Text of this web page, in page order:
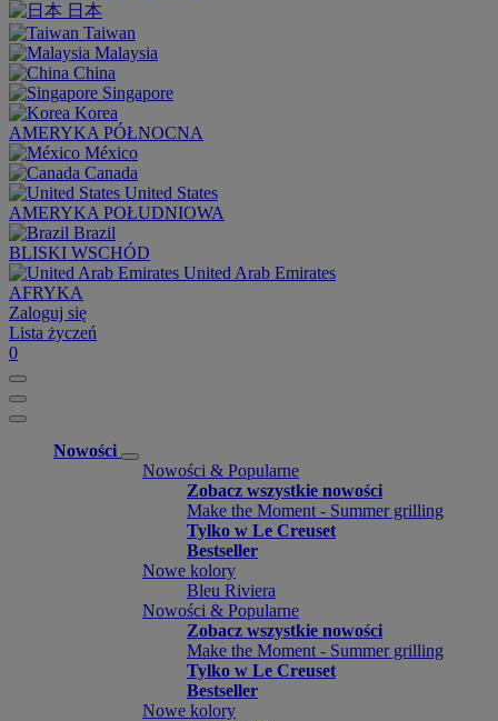
日本
Taiwan
Malaysia
China
Singapore
Korea
AMERYKA PÓŁNOCNA
México
Canada
United States
AMERYKA POŁUDNIOWA
Brazil
BLISKI WSCHÓD
United Arab Emirates
AFRYKA
Zaloguj się
Lista życzeń
0
Nowości
Nowości & Popularne
Zobacz wszystkie nowości
Make the Moment - Summer grilling
Tylko w Le Creuset
Bestseller
Nowe kolory
Bleu Riviera
Nowości & Popularne
Zobacz wszystkie nowości
Make the Moment - Summer grilling
Tylko w Le Creuset
Bestseller
Nowe kolory